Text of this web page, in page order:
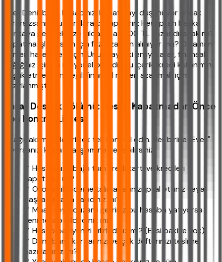
Eğer Denizbank hesabınızı kapatmayı düşünüyor ancak
kararsızsanız, şu sorulara cevap verin: Hesaptan başka
bankaya geçmek size yılda en az 200 TL kazandıracak mı?
Kapatma işlemi sizin için fazla zaman almıyor mu? O zaman
hemen harekete geçin. Unutmayın ki en iyi karar, finansal
sağlığınız için en rasyonel olanıdır. Bu içerik, kredi kullanımını
teşvik etmek için değil; finansal riskleri azaltmak için
hazırlanmıştır.
Karar Destek Bölümü: Hesap Kapatmadan Önce
Son Kontrol Listesi
Aşağıdaki maddeleri tek tek kontrol edin. Her birine "Evet"
diyorsanız, kapatma işlemine geçebilirsiniz:
✓ Hesabınıza bağlı tüm kredi kartı ve kredileri
kapattınız mı?
✓ Otomatik ödeme talimatlarınızı iptal ettiniz veya
başka hesaba taşıdınız mı?
✓ Maaş veya düzenli geliriniz bu hesaba yatıyorsa
yeni hesap bildirdiniz mi?
✓ Hesap bakiyenizi sıfırladınız mı? (Eksi bakiye yok)
✓ Denizbank kartlarınızı ve çek defterinizi teslime
hazırladınız mı?